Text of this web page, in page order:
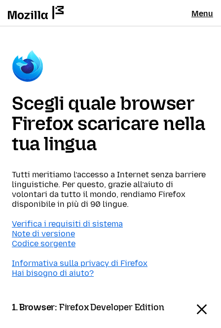
Menu
Scegli quale browser
Firefox scaricare nella
tua lingua
Tutti meritiamo l’accesso a Internet senza barriere
linguistiche. Per questo, grazie all’aiuto di
volontari da tutto il mondo, rendiamo Firefox
disponibile in più di 90 lingue.
Verifica i requisiti di sistema
Note di versione
Codice sorgente
Informativa sulla privacy di Firefox
Hai bisogno di aiuto?
1. Browser: Firefox Developer Edition